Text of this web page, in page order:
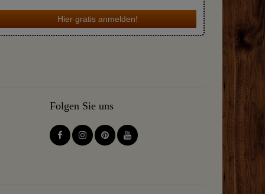
Hier gratis anmelden!
Folgen Sie uns